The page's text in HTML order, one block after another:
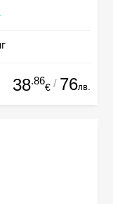
38.86
€ / 76лв.